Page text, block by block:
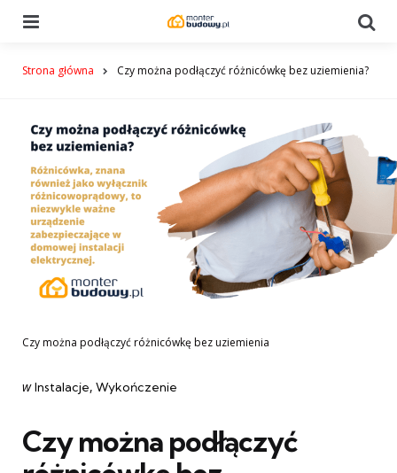
Strona główna Czy można podłączyć różnicówkę bez uziemienia?
Czy można podłączyć różnicówkę bez uziemienia
Categories
post
w Instalacje Wykończenie
Czy można podłączyć